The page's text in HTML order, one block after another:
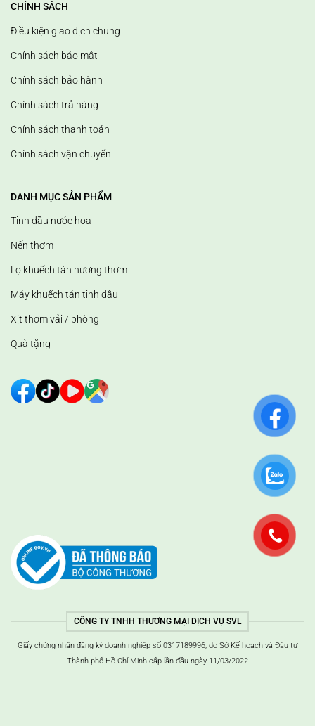
CHÍNH SÁCH
Điều kiện giao dịch chung
Chính sách bảo mật
Chính sách bảo hành
Chính sách trả hàng
Chính sách thanh toán
Chính sách vận chuyển
DANH MỤC SẢN PHẨM
Tinh dầu nước hoa
Nến thơm
Lọ khuếch tán hương thơm
Máy khuếch tán tinh dầu
Xịt thơm vải / phòng
Quà tặng
CÔNG TY TNHH THƯƠNG MẠI DỊCH VỤ SVL
Giấy chứng nhận đăng ký doanh nghiệp số 0317189996, do Sở Kế hoạch và Đầu tư
Thành phố Hồ Chí Minh cấp lần đầu ngày 11/03/2022